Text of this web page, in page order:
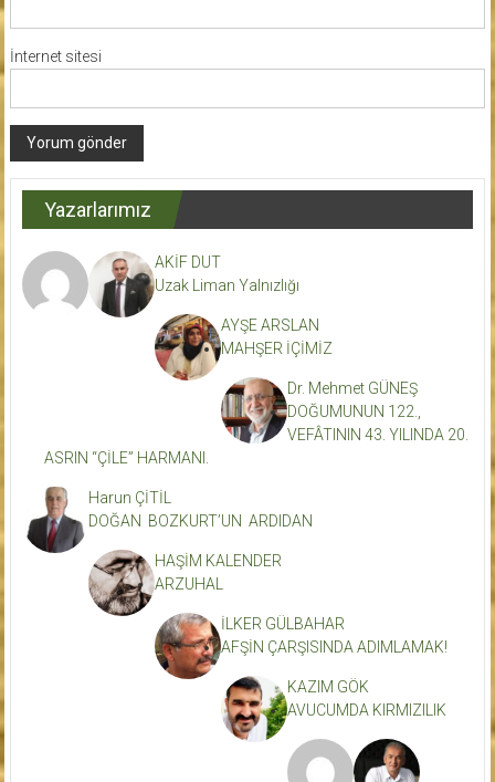
İnternet sitesi
Yazarlarımız
AKİF DUT
Uzak Liman Yalnızlığı
AYŞE ARSLAN
MAHŞER İÇİMİZ
Dr. Mehmet GÜNEŞ
DOĞUMUNUN 122.,
VEFÂTININ 43. YILINDA 20.
ASRIN “ÇİLE” HARMANI.
Harun ÇİTİL
DOĞAN BOZKURT’UN ARDIDAN
HAŞİM KALENDER
ARZUHAL
İLKER GÜLBAHAR
AFŞİN ÇARŞISINDA ADIMLAMAK!
KAZIM GÖK
AVUCUMDA KIRMIZILIK